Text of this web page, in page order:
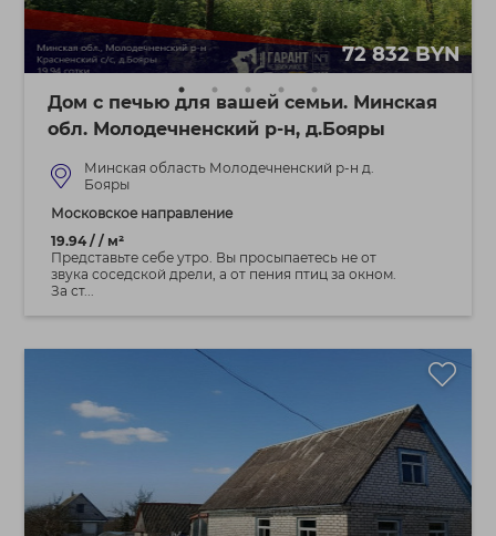
72 832 BYN
Дом с печью для вашей семьи. Минская
обл. Молодечненский р-н, д.Бояры
Минская область Молодечненский р-н д.
Бояры
Московское направление
19.94 / / м²
Представьте себе утро. Вы просыпаетесь не от
звука соседской дрели, а от пения птиц за окном.
За ст...